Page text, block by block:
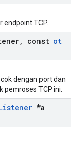
TCP.
, const ot
dengan port dan
TCP ini.
*a